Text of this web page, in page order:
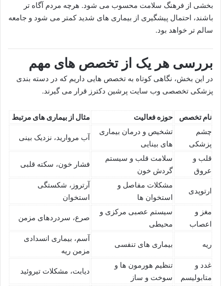
بخشی از فرهنگ سلامت محسوب می شود. هرچه مردم آگاه تر
باشند، احتمال پیشگیری از بیماری های شدید کمتر می شود و جامعه
سالم تر خواهد بود.
بررسی هر یک از تخصص های مهم
در این بخش، نگاهی کوتاه به تخصص هایی داریم که در دسته بندی
پزشکی تخصصی وب سایت پرشین دکترز قرار می گیرند.
نام تخصص حوزه فعالیت
مثال از بیماری های مرتبط
چشم
پزشکی
تشخیص و درمان بیماری
های بینایی
آب مروارید، نزدیک بینی
قلب و
عروق
سلامت قلب و سیستم
گردش خون
فشار خون، سکته قلبی
ارتوپدی
مشکلات مفاصل و
استخوان ها
آرتروز، شکستگی
استخوان
مغز و
اعصاب
سیستم عصبی مرکزی و
محیطی
صرع، سردردهای مزمن
ریه بیماری های تنفسی
آسم، بیماری انسدادی
مزمن ریه
غدد و
متابولیسم
تنظیم هورمون ها و
سوخت و ساز
دیابت، مشکلات تیروئید